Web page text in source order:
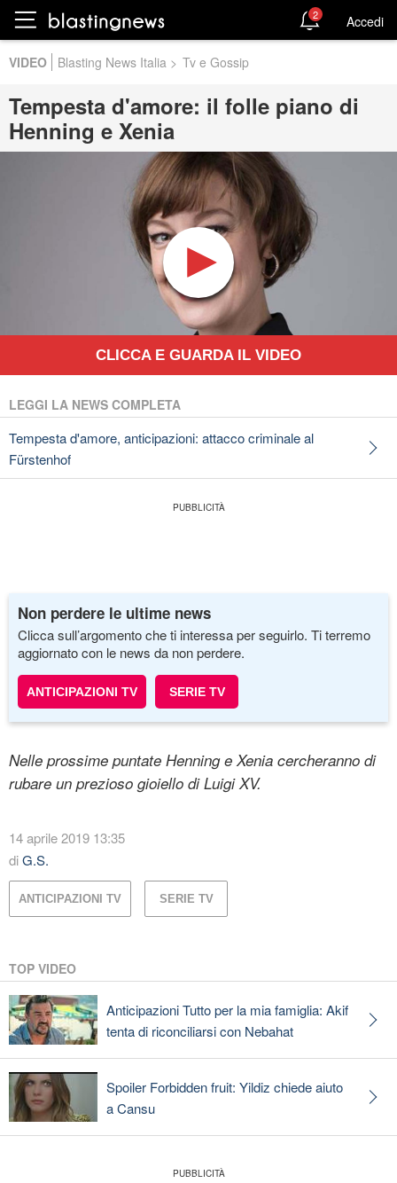
VIDEO Blasting News Italia > Tv e Gossip
Tempesta d'amore: il folle piano di
Henning e Xenia
CLICCA E GUARDA IL VIDEO
LEGGI LA NEWS COMPLETA
Tempesta d'amore, anticipazioni: attacco criminale al
Fürstenhof
Non perdere le ultime news
Clicca sull’argomento che ti interessa per seguirlo. Ti terremo
aggiornato con le news da non perdere.
ANTICIPAZIONI TV SERIE TV
Nelle prossime puntate Henning e Xenia cercheranno di
rubare un prezioso gioiello di Luigi XV.
14 aprile 2019 13:35
diG.S.
ANTICIPAZIONI TV SERIE TV
TOP VIDEO
Anticipazioni Tutto per la mia famiglia: Akif
tenta di riconciliarsi con Nebahat
Spoiler Forbidden fruit: Yildiz chiede aiuto
a Cansu
2 Accedi